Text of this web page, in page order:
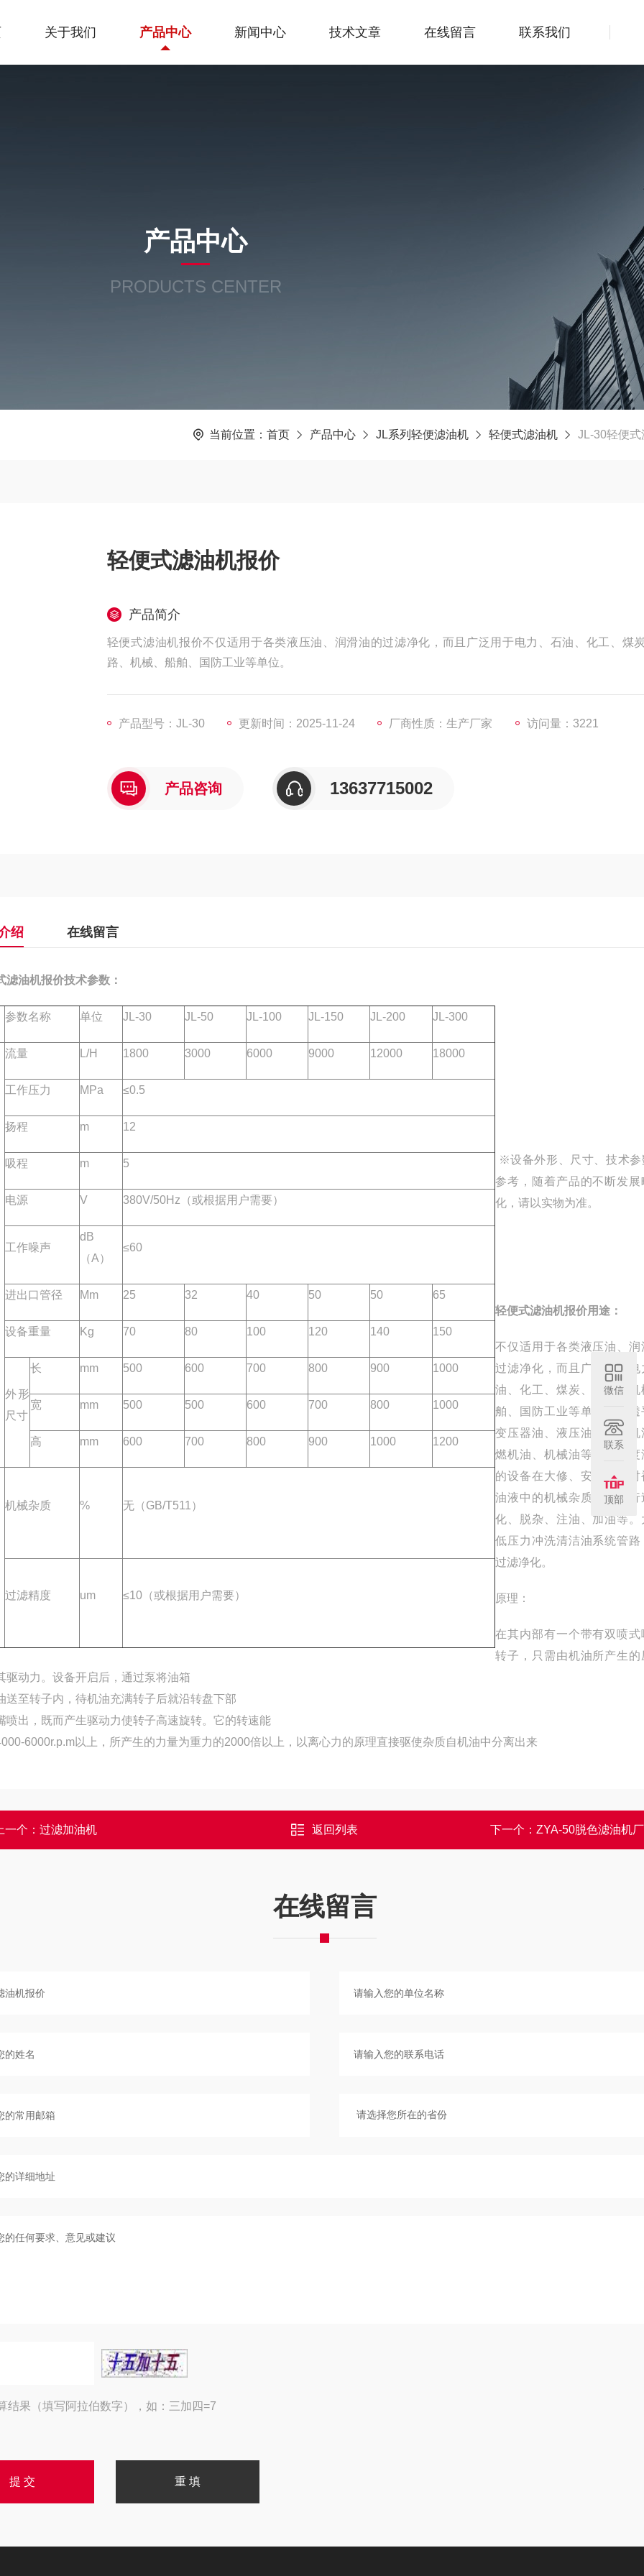
关于我们 产品中心 新闻中心 技术文章 在线留言 联系我们
产品中心
PRODUCTS CENTER
当前位置： 首页 产品中心 JL系列轻便滤油机 轻便式滤油机 JL-30轻便
轻便式滤油机报价
产品简介
轻便式滤油机报价不仅适用于各类液压油、润滑油的过滤净化，而且广泛用于电力、石油、化工、煤
路、机械、船舶、国防工业等单位。
产品型号：JL-30 更新时间：2025-11-24 厂商性质：生产厂家 访问量：3221
产品咨询 13637715002
绍 在线留言
滤油机报价技术参数：
参数名称 单位 JL-30 JL-50 JL-100 JL-150 JL-200 JL-300
流量 L/H 1800 3000 6000 9000 12000 18000
工作压力 MPa ≤0.5
扬程 m 12
吸程 m 5
电源 V 380V/50Hz（或根据用户需要）
工作噪声
dB
（A）
≤60
进出口管径 Mm 25 32 40 50 50 65
设备重量 Kg 70 80 100 120 140 150
外形
尺寸
长 mm 500 600 700 800 900 1000
宽 mm 500 500 600 700 800 1000
高 mm 600 700 800 900 1000 1200
机械杂质 % 无（GB/T511）
过滤精度 um ≤10（或根据用户需要）
※设备外形、尺寸、技术参
参考，随着产品的不断发展
化，请以实物为准。
轻便式滤油机报价用途：
不仅适用于各类液压油、润
过滤净化，而且广泛用于电
油、化工、煤炭、铁路、机
舶、国防工业等单位。对透
变压器油、液压油、压缩机
燃机油、机械油等中低粘度
的设备在大修、安装期间对
油液中的机械杂质微粒进行
化、脱杂、注油、加油等。
低压力冲洗清洁油系统管路
过滤净化。
原理：
在其内部有一个带有双喷式
转子，只需由机油所产生的
驱动力。设备开启后，通过泵将油箱
送至转子内，待机油充满转子后就沿转盘下部
喷出，既而产生驱动力使转子高速旋转。它的转速能
6000r.p.m以上，所产生的力量为重力的2000倍以上，以离心力的原理直接驱使杂质自机油中分离出来
一个： 过滤加油机 返回列表 下一个： ZYA-50脱色滤油机
在线留言
结果（填写阿拉伯数字），如：三加四=7
微信
联系
顶部